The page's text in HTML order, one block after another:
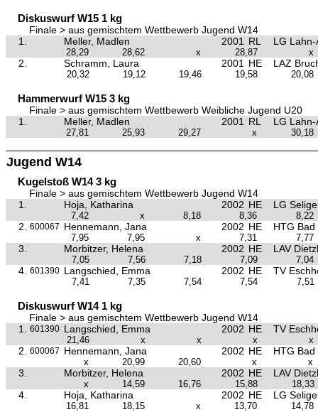
Diskuswurf W15 1 kg
Finale > aus gemischtem Wettbewerb Jugend W14
1.
Meller, Madlen 2001 RL LG
28,29 28,62 x 28,87 x
2. Schramm, Laura 2001 HE LAZ
20,32 19,12 19,46 19,58 20,08
Hammerwurf W15 3 kg
Finale > aus gemischtem Wettbewerb Weibliche Jugend U20
1.
Meller, Madlen 2001 RL LG
27,81 25,93 29,27 x 30,18
Jugend W14
Kugelstoß W14 3 kg
Finale > aus gemischtem Wettbewerb Jugend W14
1.
Hoja, Katharina 2002 HE LG
7,42 x 8,18 8,36 8,22
2. 600067 Hennemann, Jana 2002 HE HTG
7,95 7,95 x 7,31 7,77
3. Morbitzer, Helena 2002 HE LAV
7,05 7,56 7,18 7,09 7,04
4. 601390 Langschied, Emma 2002 HE TV
7,41 7,35 7,54 7,54 7,51
Diskuswurf W14 1 kg
Finale > aus gemischtem Wettbewerb Jugend W14
1.
601390 Langschied, Emma 2002 HE TV
21,46 x x x x
2. 600067 Hennemann, Jana 2002 HE HTG
x 20,99 20,60 x x
3. Morbitzer, Helena 2002 HE LAV
x 14,59 16,76 15,88 18,33
4. Hoja, Katharina 2002 HE LG
16,81 18,15 x 13,70 14,78